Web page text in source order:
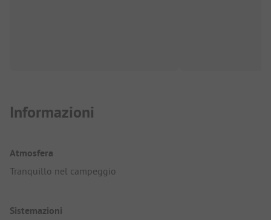
Informazioni
Atmosfera
Tranquillo nel campeggio
Sistemazioni